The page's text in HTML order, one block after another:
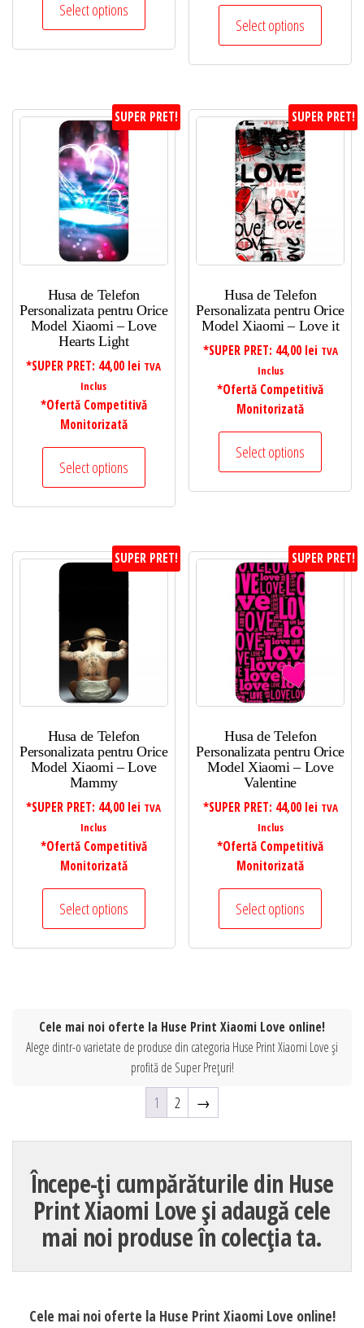
Select options
Select options
SUPER PRET!
Husa de Telefon
Personalizata pentru Orice
Model Xiaomi – Love
Hearts Light
*SUPER PRET: 44,00 lei TVA
Inclus
*Ofertă Competitivă
Monitorizată
Select options
SUPER PRET!
Husa de Telefon
Personalizata pentru Orice
Model Xiaomi – Love it
*SUPER PRET: 44,00 lei TVA
Inclus
*Ofertă Competitivă
Monitorizată
Select options
SUPER PRET!
Husa de Telefon
Personalizata pentru Orice
Model Xiaomi – Love
Mammy
*SUPER PRET: 44,00 lei TVA
Inclus
*Ofertă Competitivă
Monitorizată
Select options
SUPER PRET!
Husa de Telefon
Personalizata pentru Orice
Model Xiaomi – Love
Valentine
*SUPER PRET: 44,00 lei TVA
Inclus
*Ofertă Competitivă
Monitorizată
Select options
Cele mai noi oferte la Huse Print Xiaomi Love online!
Alege dintr-o varietate de produse din categoria Huse Print Xiaomi Love și
profită de Super Prețuri!
1 2 →
Începe-ți cumpărăturile din Huse
Print Xiaomi Love și adaugă cele
mai noi produse în colecția ta.
Cele mai noi oferte la Huse Print Xiaomi Love online!